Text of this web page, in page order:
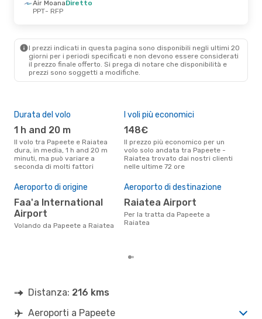
Air MoanaDiretto
PPT- RFP
I prezzi indicati in questa pagina sono disponibili negli ultimi 20
giorni per i periodi specificati e non devono essere considerati
il ​​prezzo finale offerto. Si prega di notare che disponibilità e
prezzi sono soggetti a modifiche.
Durata del volo
1 h and 20 m
Il volo tra Papeete e Raiatea
dura, in media, 1 h and 20 m
minuti, ma può variare a
seconda di molti fattori
I voli più economici
148€
Il prezzo più economico per un
volo solo andata tra Papeete -
Raiatea trovato dai nostri clienti
nelle ultime 72 ore
Aeroporto di origine
Faa'a International
Airport
Volando da Papeete a Raiatea
Aeroporto di destinazione
Raiatea Airport
Per la tratta da Papeete a
Raiatea
Distanza: 216 kms
Aeroporti a Papeete